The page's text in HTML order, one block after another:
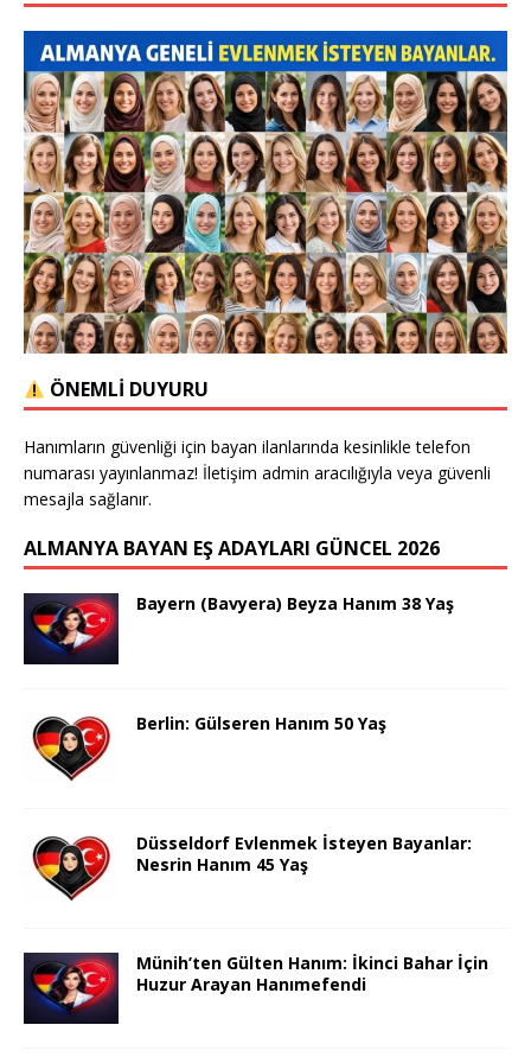
ÖNEMLİ DUYURU
Hanımların güvenliği için bayan ilanlarında kesinlikle telefon
numarası yayınlanmaz! İletişim admin aracılığıyla veya güvenli
mesajla sağlanır.
ALMANYA BAYAN EŞ ADAYLARI GÜNCEL 2026
Bayern (Bavyera) Beyza Hanım 38 Yaş
Berlin: Gülseren Hanım 50 Yaş
Düsseldorf Evlenmek İsteyen Bayanlar:
Nesrin Hanım 45 Yaş
Münih’ten Gülten Hanım: İkinci Bahar İçin
Huzur Arayan Hanımefendi